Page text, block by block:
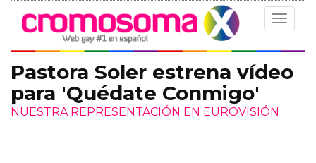
Toggle
Pastora Soler estrena vídeo
para 'Quédate Conmigo'
NUESTRA REPRESENTACIÓN EN EUROVISIÓN